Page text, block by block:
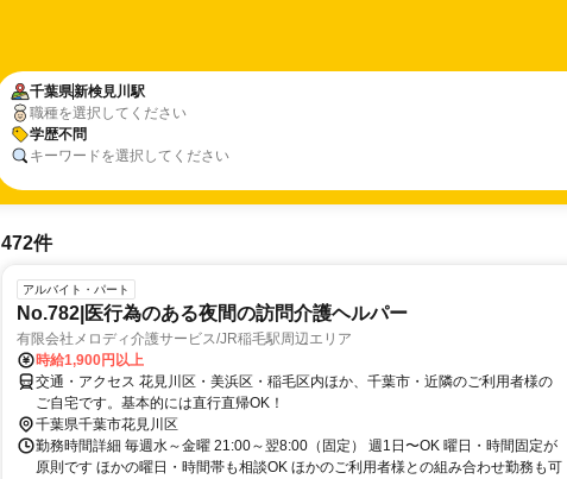
千葉県新検見川駅
職種を選択してください
学歴不問
キーワードを選択してください
472件
アルバイト・パート
No.782|医行為のある夜間の訪問介護ヘルパー
有限会社メロディ介護サービス/JR稲毛駅周辺エリア
時給1,900円以上
交通・アクセス 花見川区・美浜区・稲毛区内ほか、千葉市・近隣のご利用者様の
ご自宅です。基本的には直行直帰OK！
千葉県千葉市花見川区
勤務時間詳細 毎週水～金曜 21:00～翌8:00（固定） 週1日〜OK 曜日・時間固定が
原則です ほかの曜日・時間帯も相談OK ほかのご利用者様との組み合わせ勤務も可